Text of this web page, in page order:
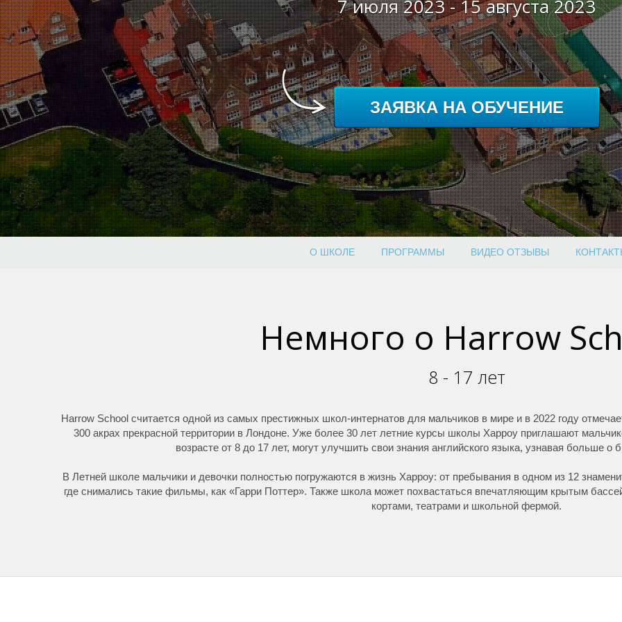
7 июля 2023- 15 августа 2023
ЗАЯВКА НА ОБУЧЕНИЕ
О ШКОЛЕ ПРОГРАММЫ ВИДЕО ОТЗЫВЫ
Немного о Harrow
8 - 17 лет
Harrow School считается одной из самых престижных школ-интернатов для мальчиков в мире и в 2022 году
300 акрах прекрасной территории в Лондоне. Уже более 30 лет летние курсы школы Харроу приглашают
возрасте от 8 до 17 лет, могут улучшить свои знания английского языка, узнавая больше о
В Летней школе мальчики и девочки полностью погружаются в жизнь Харроу: от пребывания в одном из 12
где снимались такие фильмы, как «Гарри Поттер». Также школа может похвастаться впечатляющим крытым
кортами, театрами и школьной фермой.